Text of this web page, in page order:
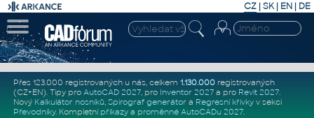
CZ | SK| EN | DE
Přes 123.000 registrovaných u nás, celkem 1.130.000registrovaných
(CZ+EN). Tipy pro AutoCAD 2027, pro Inventor 2027a pro Revit 2027.
Nový Kalkulátor nosníků, Spirograf generátor a Regresní křivkyv sekci
Převodníky. Kompletní příkazya proměnné AutoCADu 2027.